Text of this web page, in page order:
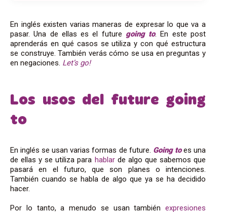
En inglés existen varias maneras de expresar lo que va a
pasar. Una de ellas es el future going to. En este post
aprenderás en qué casos se utiliza y con qué estructura
se construye. También verás cómo se usa en preguntas y
en negaciones. Let’s go!
Los usos del future going
to
En inglés se usan varias formas de future. Going toes una
de ellas y se utiliza para hablarde algo que sabemos que
pasará en el futuro, que son planes o intenciones.
También cuando se habla de algo que ya se ha decidido
hacer.
Por lo tanto, a menudo se usan también expresiones